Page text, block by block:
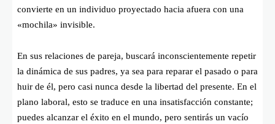
convierte en un individuo proyectado hacia afuera con una
«mochila» invisible.
En sus relaciones de pareja, buscará inconscientemente repetir
la dinámica de sus padres, ya sea para reparar el pasado o para
huir de él, pero casi nunca desde la libertad del presente. En el
plano laboral, esto se traduce en una insatisfacción constante;
puedes alcanzar el éxito en el mundo, pero sentirás un vacío